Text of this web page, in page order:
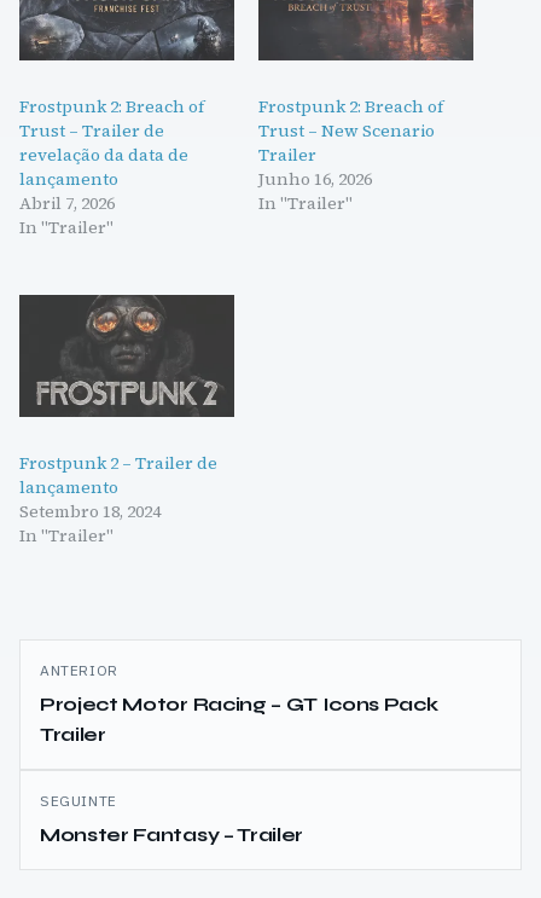
Frostpunk 2: Breach of
Trust – Trailer de
revelação da data de
lançamento
Abril 7, 2026
In "Trailer"
Frostpunk 2: Breach of
Trust – New Scenario
Trailer
Junho 16, 2026
In "Trailer"
Frostpunk 2 – Trailer de
lançamento
Setembro 18, 2024
In "Trailer"
Navegação
de
artigos
ANTERIOR
Project Motor Racing – GT Icons Pack
Trailer
SEGUINTE
Monster Fantasy – Trailer